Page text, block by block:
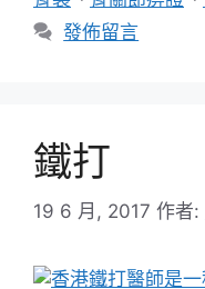
發佈留言
鐵打
19 6 月, 2017 作者: